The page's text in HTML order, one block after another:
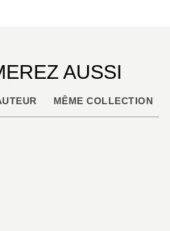
AUSSI
MÊME COLLECTION